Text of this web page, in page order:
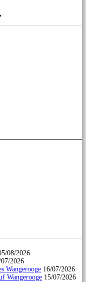
08/2026
07/2026
Wangerooge 16/07/2026
Wangerooge 15/07/2026